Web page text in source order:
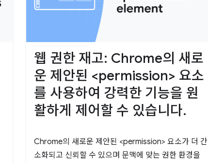
웹 권한 재고: Chrome의 새로
운 제안된 <permission> 요소
를 사용하여 강력한 기능을 원
활하게 제어할 수 있습니다.
Chrome의 새로운 제안된 <permission> 요소가 더 간
소화되고 신뢰할 수 있으며 문맥에 맞는 권한 환경을